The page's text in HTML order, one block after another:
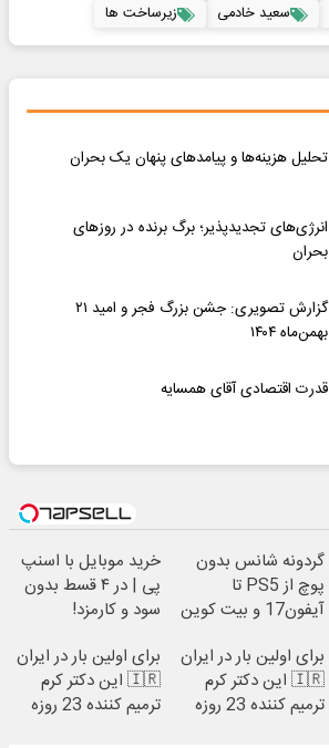
سعید خادمی زیرساخت ها
تحلیل هزینه‌ها و پیامدهای پنهان یک بحران
انرژی‌های تجدیدپذیر؛ برگ برنده در روزهای
بحران
گزارش تصویری: جشن بزرگ فجر و امید ۲۱
بهمن‌ماه ۱۴۰۴
قدرت اقتصادی آقای همسایه
گردونه شانس بدون
پوچ از PS5 تا
آیفون17 و بیت کوین
خرید موبایل با اسنپ
پی | در ۴ قسط بدون
سود و کارمزد!
برای اولین بار در ایران
🇮🇷 این دکتر کرم
ترمیم کننده 23 روزه
برای اولین بار در ایران
🇮🇷 این دکتر کرم
ترمیم کننده 23 روزه